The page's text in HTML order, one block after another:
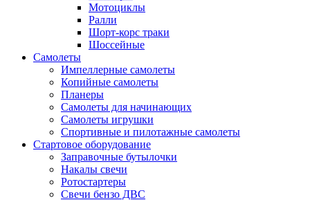
Мотоциклы
Ралли
Шорт-корс траки
Шоссейные
Самолеты
Импеллерные самолеты
Копийные самолеты
Планеры
Самолеты для начинающих
Самолеты игрушки
Спортивные и пилотажные самолеты
Стартовое оборудование
Заправочные бутылочки
Накалы свечи
Ротостартеры
Свечи бензо ДВС